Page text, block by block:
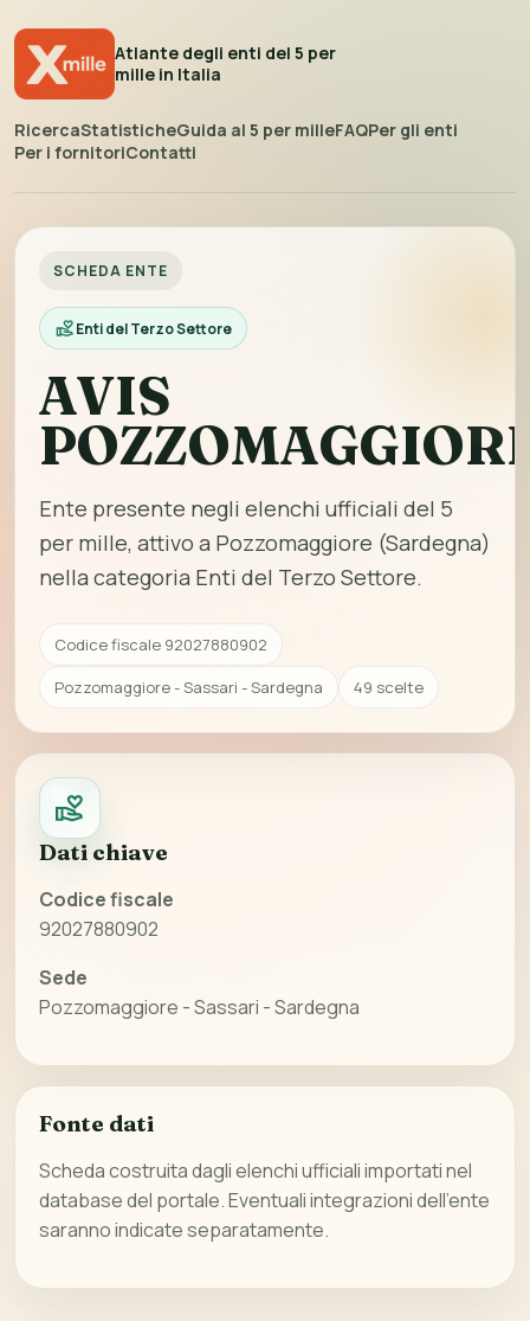
Atlante degli enti del 5 per
mille in Italia
RicercaStatisticheGuida al 5 per milleFAQPer gli enti
Per i fornitoriContatti
SCHEDA ENTE
Enti del Terzo Settore
AVIS
Ente presente negli elenchi ufficiali del 5
per mille, attivo a Pozzomaggiore (Sardegna)
nella categoria Enti del Terzo Settore.
Codice fiscale 92027880902
Pozzomaggiore - Sassari - Sardegna
49 scelte
Dati chiave
Codice fiscale
92027880902
Sede
Pozzomaggiore - Sassari - Sardegna
Fonte dati
Scheda costruita dagli elenchi ufficiali importati nel
database del portale. Eventuali integrazioni dell’ente
saranno indicate separatamente.